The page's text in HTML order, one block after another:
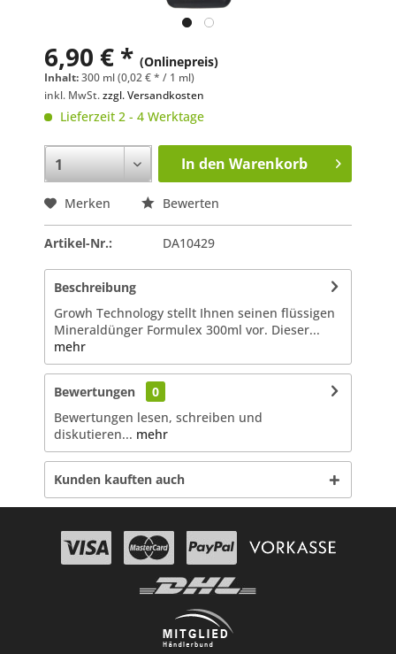
6,90 € * (Onlinepreis)
Inhalt:300 ml (0,02 € * / 1 ml)
inkl. MwSt.zzgl. Versandkosten
Lieferzeit 2 - 4 Werktage
In den Warenkorb
Merken Bewerten
Artikel-Nr.: DA10429
Beschreibung
Growh Technology stellt Ihnen seinen flüssigen
Mineraldünger Formulex 300ml vor. Dieser...
mehr
Bewertungen
0
Bewertungen lesen, schreiben und
diskutieren... mehr
Kunden kauften auch